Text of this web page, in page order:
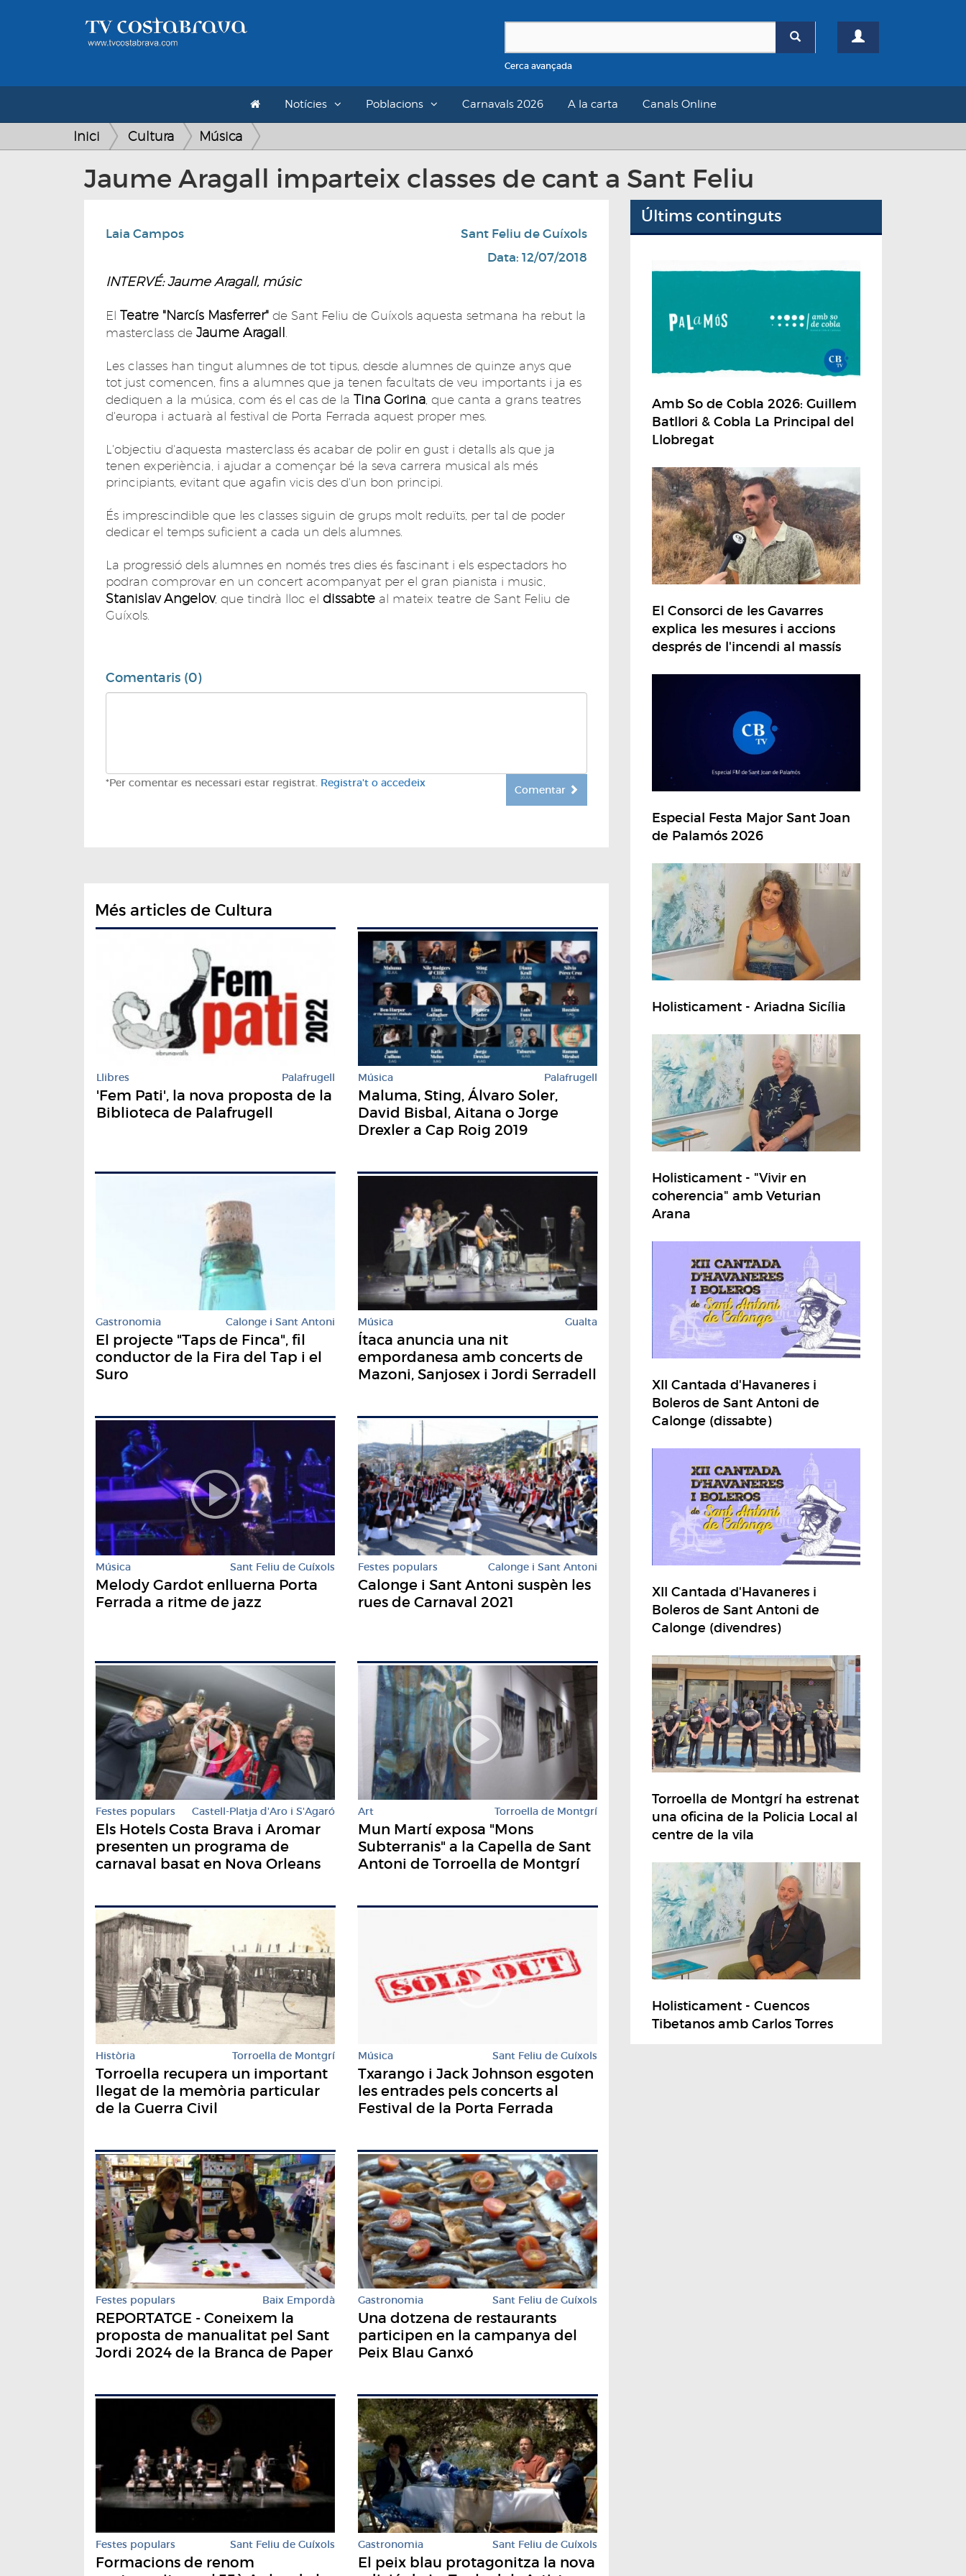
Cerca avançada
Notícies Poblacions Carnavals 2026 A la carta Canals Online
Inici Cultura Música
Jaume Aragall imparteix classes de cant a Sant Feliu
Laia Campos
Sant Feliu de Guíxols
Data: 12/07/2018
INTERVÉ: Jaume Aragall, músic
El Teatre "Narcís Masferrer" de Sant Feliu de Guíxols aquesta setmana ha rebut la
masterclass de Jaume Aragall .
Les classes han tingut alumnes de tot tipus, desde alumnes de quinze anys que
tot just comencen, fins a alumnes que ja tenen facultats de veu importants i ja es
dediquen a la música, com és el cas de la Tina Gorina, que canta a grans teatres
d'europa i actuarà al festival de Porta Ferrada aquest proper mes.
L'objectiu d'aquesta masterclass és acabar de polir en gust i detalls als que ja
tenen experiència, i ajudar a començar bé la seva carrera musical als més
principiants, evitant que agafin vicis des d'un bon principi.
És imprescindible que les classes siguin de grups molt reduïts, per tal de poder
dedicar el temps suficient a cada un dels alumnes.
La progressió dels alumnes en només tres dies és fascinant i els espectadors ho
podran comprovar en un concert acompanyat per el gran pianista i music,
Stanislav Angelov, que tindrà lloc el dissabte al mateix teatre de Sant Feliu de
Guíxols.
Comentaris (0)
*Per comentar es necessari estar registrat. Registra't o accedeix
Comentar
Més articles de Cultura
Llibres Palafrugell
'Fem Pati', la nova proposta de la
Biblioteca de Palafrugell
Música Palafrugell
Maluma, Sting, Álvaro Soler,
David Bisbal, Aitana o Jorge
Drexler a Cap Roig 2019
Gastronomia Calonge i Sant Antoni
El projecte "Taps de Finca", fil
conductor de la Fira del Tap i el
Suro
Música Gualta
Ítaca anuncia una nit
empordanesa amb concerts de
Mazoni, Sanjosex i Jordi Serradell
Música Sant Feliu de Guíxols
Melody Gardot enlluerna Porta
Ferrada a ritme de jazz
Festes populars Calonge i Sant Antoni
Calonge i Sant Antoni suspèn les
rues de Carnaval 2021
Festes populars Castell-Platja d'Aro i S'Agaró
Els Hotels Costa Brava i Aromar
presenten un programa de
carnaval basat en Nova Orleans
Art Torroella de Montgrí
Mun Martí exposa "Mons
Subterranis" a la Capella de Sant
Antoni de Torroella de Montgrí
Història Torroella de Montgrí
Torroella recupera un important
llegat de la memòria particular
de la Guerra Civil
Música Sant Feliu de Guíxols
Txarango i Jack Johnson esgoten
les entrades pels concerts al
Festival de la Porta Ferrada
Festes populars Baix Empordà
REPORTATGE - Coneixem la
proposta de manualitat pel Sant
Jordi 2024 de la Branca de Paper
Gastronomia Sant Feliu de Guíxols
Una dotzena de restaurants
participen en la campanya del
Peix Blau Ganxó
Festes populars Sant Feliu de Guíxols
Formacions de renom
Gastronomia Sant Feliu de Guíxols
El peix blau protagonitza la nova
Últims continguts
Amb So de Cobla 2026: Guillem
Batllori & Cobla La Principal del
Llobregat
El Consorci de les Gavarres
explica les mesures i accions
després de l'incendi al massís
Especial Festa Major Sant Joan
de Palamós 2026
Holisticament - Ariadna Sicília
Holisticament - "Vivir en
coherencia" amb Veturian
Arana
XII Cantada d'Havaneres i
Boleros de Sant Antoni de
Calonge (dissabte)
XII Cantada d'Havaneres i
Boleros de Sant Antoni de
Calonge (divendres)
Torroella de Montgrí ha estrenat
una oficina de la Policia Local al
centre de la vila
Holisticament - Cuencos
Tibetanos amb Carlos Torres